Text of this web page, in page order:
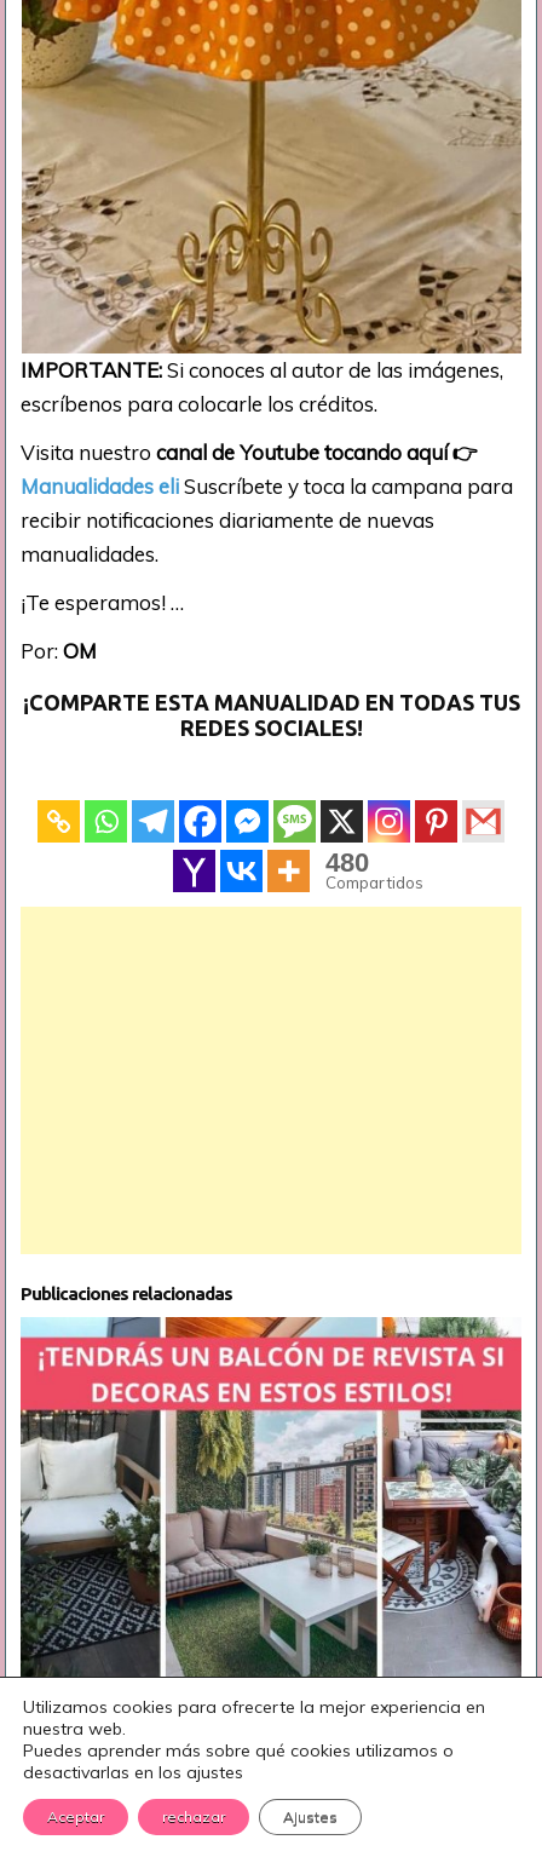
IMPORTANTE:Si conoces al autor de las imágenes,
escríbenos para colocarle los créditos.
Visita nuestrocanal de Youtube tocando aquí👉
Manualidades eliSuscríbete y toca la campana para
recibir notificaciones diariamente de nuevas
manualidades.
¡Te esperamos! …
Por:OM
¡COMPARTE ESTA MANUALIDAD EN TODAS TUS
REDES SOCIALES!
480
Compartidos
Publicaciones relacionadas
15 Elegantes ideas para decorar balcones de
apartamentos
Utilizamos cookies para ofrecerte la mejor experiencia en
nuestra web.
Puedes aprender más sobre qué cookies utilizamos o
desactivarlas en los ajustes
Aceptar rechazar Ajustes